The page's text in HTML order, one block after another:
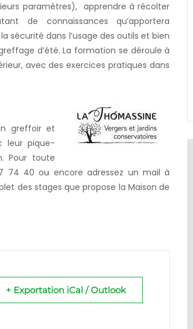
paramètres), apprendre à récolter
de connaissances qu’apportera
sécurité dans l’usage des outils et bien
d’été. La formation se déroule à
avec des exercices pratiques dans
greffoir et
leur pique-
Pour toute
74 40 ou encore adressez un mail à
des stages que propose la Maison de
+ Exportation iCal / Outlook